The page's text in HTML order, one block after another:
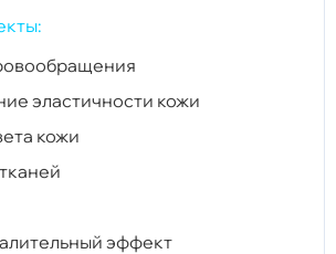
эластичности кожи
кожи
эффект